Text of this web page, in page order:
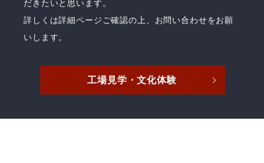
だきたいと思います。
詳しくは詳細ページご確認の上、お問い合わせをお願
いします。
工場見学・文化体験